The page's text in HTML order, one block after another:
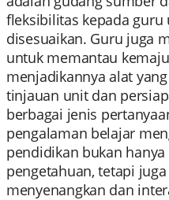
fleksibilitas kepada
disesuaikan. Guru juga
untuk memantau
menjadikannya alat
tinjauan unit dan
berbagai jenis
pengalaman belajar
pendidikan bukan
pengetahuan, tetapi
menyenangkan dan